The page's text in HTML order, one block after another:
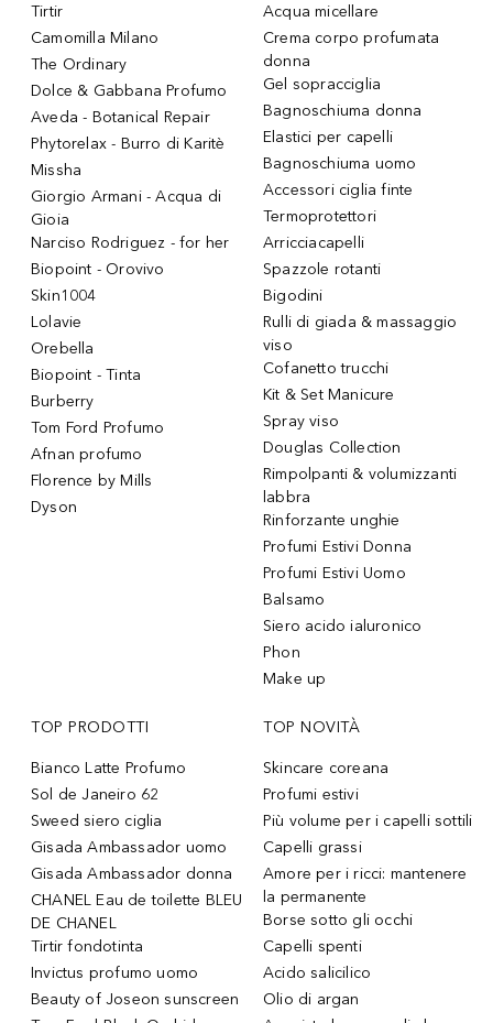
Tirtir
Camomilla Milano
The Ordinary
Dolce & Gabbana Profumo
Aveda - Botanical Repair
Phytorelax - Burro di Karitè
Missha
Giorgio Armani - Acqua di
Gioia
Narciso Rodriguez - for her
Biopoint - Orovivo
Skin1004
Lolavie
Orebella
Biopoint - Tinta
Burberry
Tom Ford Profumo
Afnan profumo
Florence by Mills
Dyson
Acqua micellare
Crema corpo profumata
donna
Gel sopracciglia
Bagnoschiuma donna
Elastici per capelli
Bagnoschiuma uomo
Accessori ciglia finte
Termoprotettori
Arricciacapelli
Spazzole rotanti
Bigodini
Rulli di giada & massaggio
viso
Cofanetto trucchi
Kit & Set Manicure
Spray viso
Douglas Collection
Rimpolpanti & volumizzanti
labbra
Rinforzante unghie
Profumi Estivi Donna
Profumi Estivi Uomo
Balsamo
Siero acido ialuronico
Phon
Make up
TOP PRODOTTI
Bianco Latte Profumo
Sol de Janeiro 62
Sweed siero ciglia
Gisada Ambassador uomo
Gisada Ambassador donna
CHANEL Eau de toilette BLEU
DE CHANEL
Tirtir fondotinta
Invictus profumo uomo
Beauty of Joseon sunscreen
TOP NOVITÀ
Skincare coreana
Profumi estivi
Più volume per i capelli sottili
Capelli grassi
Amore per i ricci: mantenere
la permanente
Borse sotto gli occhi
Capelli spenti
Acido salicilico
Olio di argan